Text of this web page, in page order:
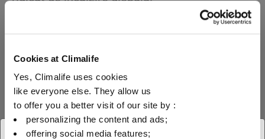
Cookies at Climalife
Yes, Climalife uses cookies
like everyone else. They allow us
to offer you a better visit of our site by :
personalizing the content and ads;
offering social media features;
*IGEFI tax on fluorinated fluids in Spain.
Refrigeration Installations.
Descrierea instalării: